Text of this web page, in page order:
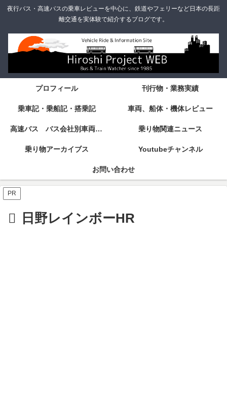
夜行バス・高速バスの乗車レビューを中心に、鉄道やフェリーなど日本の長距
離交通を実体験で紹介するブログです。
プロフィール 刊行物・業務実績
乗車記・乗船記・搭乗記 車両、船体・機体レビュー
高速バス バス会社別車両・設備・シート紹介 乗り物関連ニュース
乗り物アーカイブス Youtubeチャンネル
お問い合わせ
PR
日野レインボーHR